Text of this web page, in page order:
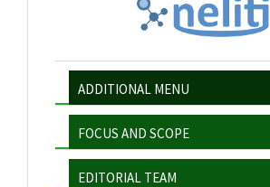
ADDITIONAL MENU
FOCUS AND SCOPE
EDITORIAL TEAM